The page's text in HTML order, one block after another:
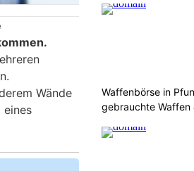
Wände
eines
Waffenbörse in
gebrauchte Waffen